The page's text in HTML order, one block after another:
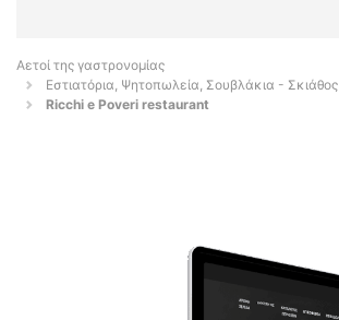
Αετοί της γαστρονομίας
Εστιατόρια, Ψητοπωλεία, Σουβλάκια - Σκιάθος
Ricchi e Poveri restaurant